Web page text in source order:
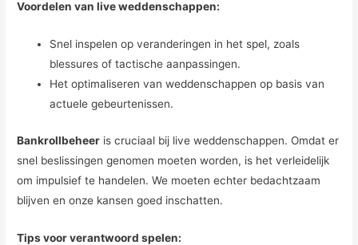
Voordelen van live weddenschappen:
Snel inspelen op veranderingen in het spel, zoals
blessures of tactische aanpassingen.
Het optimaliseren van weddenschappen op basis van
actuele gebeurtenissen.
Bankrollbeheer is cruciaal bij live weddenschappen. Omdat er
snel beslissingen genomen moeten worden, is het verleidelijk
om impulsief te handelen. We moeten echter bedachtzaam
blijven en onze kansen goed inschatten.
Tips voor verantwoord spelen: